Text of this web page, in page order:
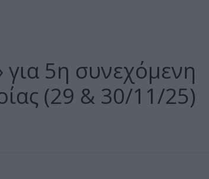
5η συνεχόμενη
(29 & 30/11/25)